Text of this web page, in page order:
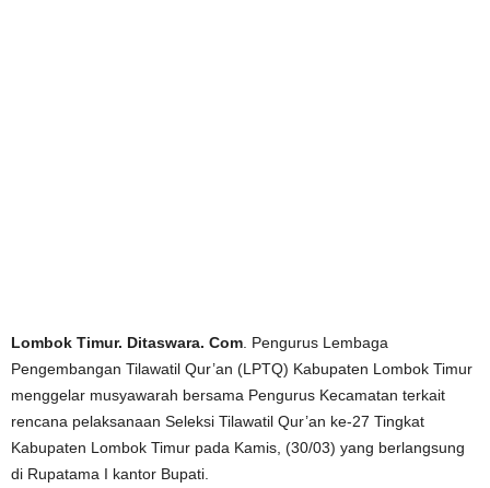
Lombok Timur. Ditaswara. Com. Pengurus Lembaga
Pengembangan Tilawatil Qur’an (LPTQ) Kabupaten Lombok Timur
menggelar musyawarah bersama Pengurus Kecamatan terkait
rencana pelaksanaan Seleksi Tilawatil Qur’an ke-27 Tingkat
Kabupaten Lombok Timur pada Kamis, (30/03) yang berlangsung
di Rupatama I kantor Bupati.